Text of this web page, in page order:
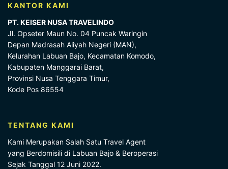
KANTOR KAMI
PT. KEISER NUSA TRAVELINDO
Jl. Opseter Maun No. 04 Puncak Waringin
Depan Madrasah Aliyah Negeri (MAN),
Kelurahan Labuan Bajo, Kecamatan Komodo,
Kabupaten Manggarai Barat,
Provinsi Nusa Tenggara Timur,
Kode Pos 86554
TENTANG KAMI
Kami Merupakan Salah Satu Travel Agent
yang Berdomisili di Labuan Bajo & Beroperasi
Sejak Tanggal 12 Juni 2022.